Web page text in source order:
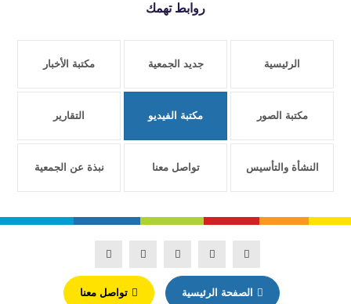
روابط تهمك
الرئيسية جديد الجمعية مكتبة الأخبار
مكتبة الصور مكتبة الفيديو التقارير
النشأة والتأسيس تواصل معنا نبذة عن الجمعية
الصفحة الرئيسية تواصل معنا